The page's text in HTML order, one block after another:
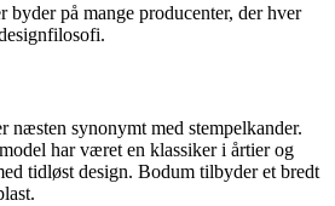
byder på mange producenter, der hver
næsten synonymt med stempelkander.
har været en klassiker i årtier og
tidløst design. Bodum tilbyder et bredt